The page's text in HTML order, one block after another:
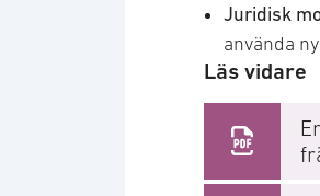
Juridisk
använda
Läs vidare